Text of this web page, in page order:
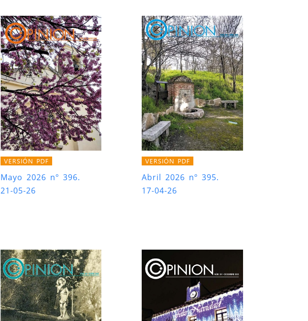
VERSIÓN PDF
Mayo 2026 nº 396.
21-05-26
VERSIÓN PDF
Abril 2026 nº 395.
17-04-26